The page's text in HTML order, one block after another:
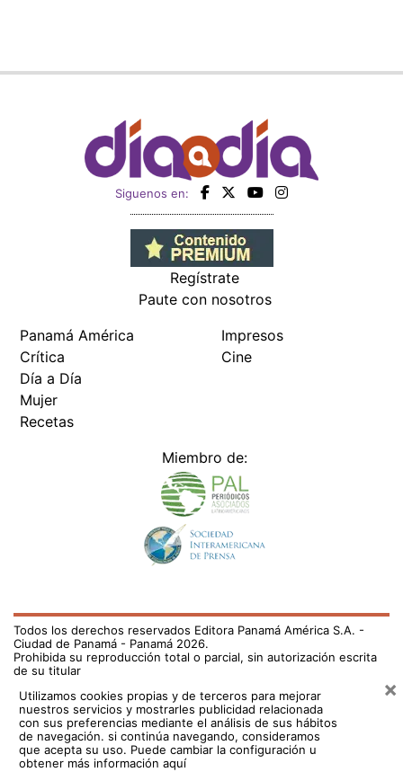
Siguenos en:
Regístrate
Paute con nosotros
Panamá América
Crítica
Día a Día
Mujer
Recetas
Impresos
Cine
Miembro de:
Todos los derechos reservados Editora Panamá América S.A. -
Ciudad de Panamá - Panamá 2026.
Prohibida su reproducción total o parcial, sin autorización escrita
de su titular
Utilizamos cookies propias y de terceros para mejorar
nuestros servicios y mostrarles publicidad relacionada
con sus preferencias mediante el análisis de sus hábitos
de navegación. si continúa navegando, consideramos
que acepta su uso. Puede cambiar la configuración u
obtener más información aquí
×